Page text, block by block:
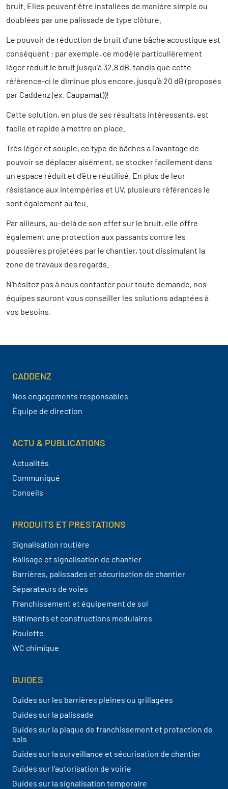
bruit. Elles peuvent être installées de manière simple ou
doublées par une palissade de type clôture.
Le pouvoir de réduction de bruit d’une bâche acoustique est
conséquent : par exemple, ce modèle particulièrement
léger réduit le bruit jusqu’à 32,8 dB, tandis que cette
référence-ci le diminue plus encore, jusqu’à 20 dB (proposés
par Caddenz (ex. Caupamat))!
Cette solution, en plus de ses résultats intéressants, est
facile et rapide à mettre en place.
Très léger et souple, ce type de bâches a l’avantage de
pouvoir se déplacer aisément, se stocker facilement dans
un espace réduit et d’être réutilisé. En plus de leur
résistance aux intempéries et UV, plusieurs références le
sont également au feu.
Par ailleurs, au-delà de son effet sur le bruit, elle offre
également une protection aux passants contre les
poussières projetées par le chantier, tout dissimulant la
zone de travaux des regards.
N’hésitez pas à nous contacter pour toute demande, nos
équipes sauront vous conseiller les solutions adaptées à
vos besoins.
Navigation pied de page
CADDENZ
Nos engagements responsables
Équipe de direction
ACTU & PUBLICATIONS
Actualités
Communiqué
Conseils
PRODUITS ET PRESTATIONS
Signalisation routière
Balisage et signalisation de chantier
Barrières, palissades et sécurisation de chantier
Séparateurs de voies
Franchissement et équipement de sol
Bâtiments et constructions modulaires
Roulotte
WC chimique
GUIDES
Guides sur les barrières pleines ou grillagées
Guides sur la palissade
Guides sur la plaque de franchissement et protection de
sols
Guides sur la surveillance et sécurisation de chantier
Guides sur l'autorisation de voirie
Guides sur la signalisation temporaire